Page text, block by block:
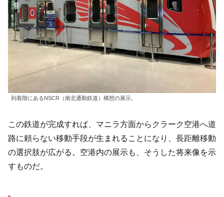
到着階にあるNSCR（南北通勤鉄道）構想の展示。
この鉄道が完成すれば、マニラ方面からクラーク空港へ道
路に頼らない移動手段が生まれることになり、長距離移動
の選択肢が広がる。空港内の展示も、そうした将来像を示
すものだ。